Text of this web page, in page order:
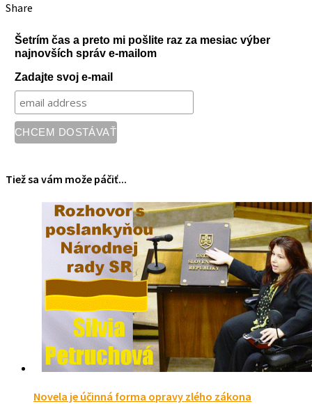
Share
Šetrím čas a preto mi pošlite raz za mesiac výber
najnovších správ e-mailom
Zadajte svoj e-mail
Tiež sa vám može páčiť...
Novela je účinná forma opravy zlého zákona